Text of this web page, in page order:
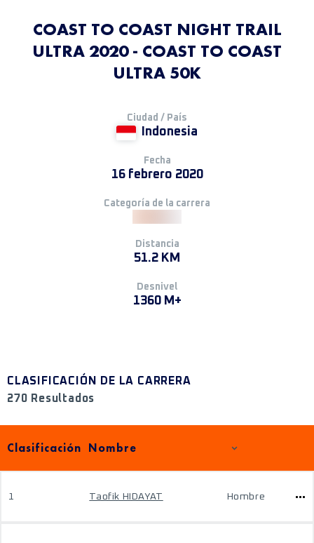
COAST TO COAST NIGHT TRAIL
ULTRA 2020 - COAST TO COAST
ULTRA 50K
Ciudad / País
Indonesia
Fecha
16 febrero 2020
Categoría de la carrera
Distancia
51.2 KM
Desnivel
1360 M+
CLASIFICACIÓN DE LA CARRERA
270 Resultados
Clasificación Nombre
1 Taofik HIDAYAT Hombre